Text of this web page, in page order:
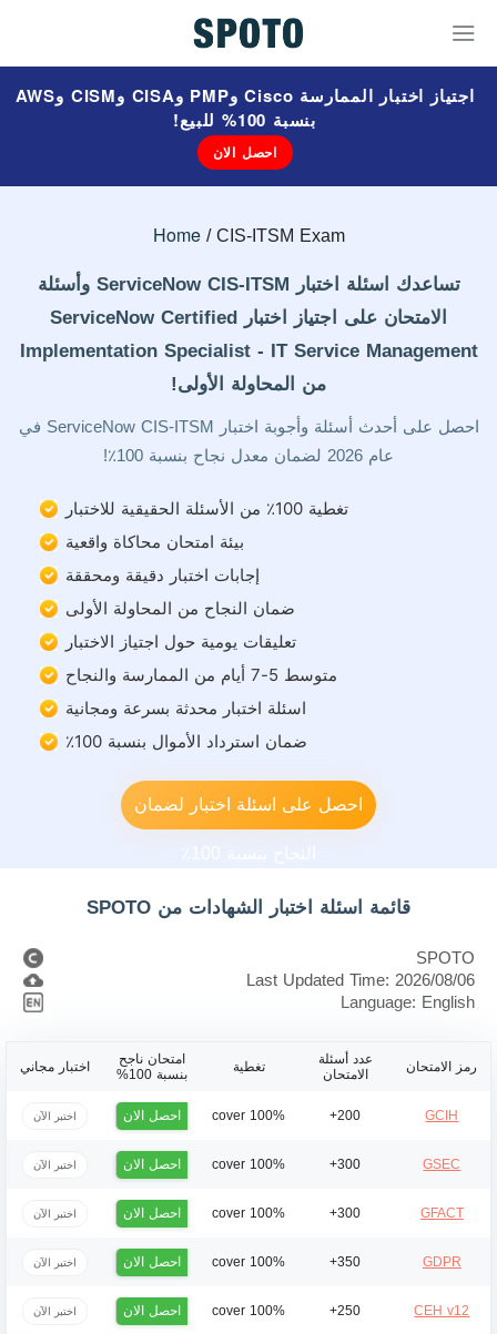
اجتياز اختبار الممارسة Cisco وPMP وCISA وCISM وAWS
بنسبة 100% للبيع!
احصل الان
Home CIS-ITSM Exam
تساعدك اسئلة اختبار ServiceNow CIS-ITSM وأسئلة
الامتحان على اجتياز اختبار ServiceNow Certified
Implementation Specialist - IT Service Management
من المحاولة الأولى!
احصل على أحدث أسئلة وأجوبة اختبار ServiceNow CIS-ITSM في
عام 2026 لضمان معدل نجاح بنسبة 100٪!
تغطية 100٪ من الأسئلة الحقيقية للاختبار
بيئة امتحان محاكاة واقعية
إجابات اختبار دقيقة ومحققة
ضمان النجاح من المحاولة الأولى
تعليقات يومية حول اجتياز الاختبار
متوسط 5-7 أيام من الممارسة والنجاح
اسئلة اختبار محدثة بسرعة ومجانية
ضمان استرداد الأموال بنسبة 100٪
احصل على اسئلة اختبار لضمان
قائمة اسئلة اختبار الشهادات من SPOTO
SPOTO
Last Updated Time: 2026/08/06
Language: English
رمز الامتحان
عدد أسئلة
الامتحان
تغطية
امتحان ناجح
بنسبة 100%
اختبار مجاني
GCIH
200+
100% cover احصل الان اختبر الآن
GSEC
300+
100% cover احصل الان اختبر الآن
GFACT
300+
100% cover احصل الان اختبر الآن
GDPR
350+
100% cover احصل الان اختبر الآن
CEH v12
250+
100% cover احصل الان اختبر الآن